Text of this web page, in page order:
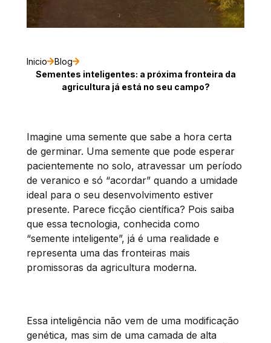
Inicio
Blog
Sementes inteligentes: a próxima fronteira da
agricultura já está no seu campo?
Imagine uma semente que sabe a hora certa
de germinar. Uma semente que pode esperar
pacientemente no solo, atravessar um período
de veranico e só “acordar” quando a umidade
ideal para o seu desenvolvimento estiver
presente. Parece ficção científica? Pois saiba
que essa tecnologia, conhecida como
“semente inteligente”, já é uma realidade e
representa uma das fronteiras mais
promissoras da agricultura moderna.
Essa inteligência não vem de uma modificação
genética, mas sim de uma camada de alta